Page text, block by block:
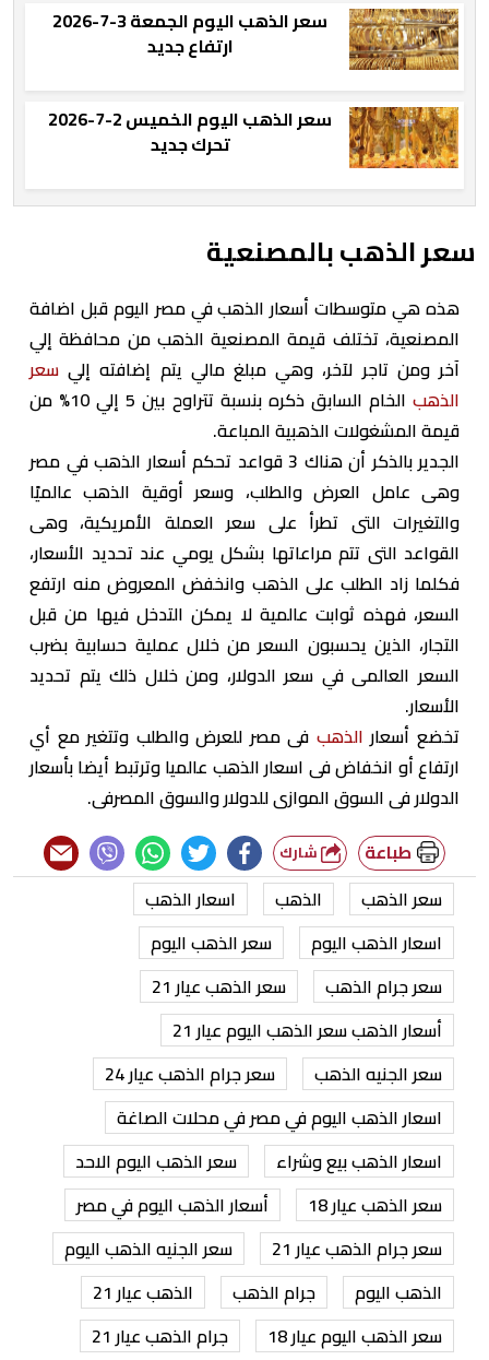
سعر الذهب اليوم الجمعة 3-7-2026
ارتفاع جديد
سعر الذهب اليوم الخميس 2-7-2026
تحرك جديد
سعر الذهب بالمصنعية
هذه هي متوسطات أسعار الذهب في مصر اليوم قبل اضافة
المصنعية، تختلف قيمة المصنعية الذهب من محافظة إلي
آخر ومن تاجر لآخر، وهي مبلغ مالي يتم إضافته إلي سعر
الذهب
الخام السابق ذكره بنسبة تتراوح بين 5 إلي 10% من
قيمة المشغولات الذهبية المباعة.
الجدير بالذكر أن هناك 3 قواعد تحكم أسعار الذهب في مصر
وهى عامل العرض والطلب، وسعر أوقية الذهب عالميًا
والتغيرات التى تطرأ على سعر العملة الأمريكية، وهى
القواعد التى تتم مراعاتها بشكل يومي عند تحديد الأسعار،
فكلما زاد الطلب على الذهب وانخفض المعروض منه ارتفع
السعر، فهذه ثوابت عالمية لا يمكن التدخل فيها من قبل
التجار، الذين يحسبون السعر من خلال عملية حسابية بضرب
السعر العالمى في سعر الدولار، ومن خلال ذلك يتم تحديد
الأسعار.
تخضع أسعار الذهب فى مصر للعرض والطلب وتتغير مع أي
ارتفاع أو انخفاض فى اسعار الذهب عالميا وترتبط أيضا بأسعار
الدولار فى السوق الموازى للدولار والسوق المصرفى.
طباعة
سعر الذهب الذهب
اسعار الذهب
اسعار الذهب اليوم
سعر الذهب اليوم
سعر جرام الذهب
سعر الذهب عيار 21
أسعار الذهب سعر الذهب اليوم عيار 21
سعر الجنيه الذهب
سعر جرام الذهب عيار 24
اسعار الذهب اليوم في مصر في محلات الصاغة
اسعار الذهب بيع وشراء
سعر الذهب اليوم الاحد
سعر الذهب عيار 18
أسعار الذهب اليوم في مصر
سعر جرام الذهب عيار 21
سعر الجنيه الذهب اليوم
الذهب اليوم
جرام الذهب
الذهب عيار 21
سعر الذهب اليوم عيار 18
جرام الذهب عيار 21